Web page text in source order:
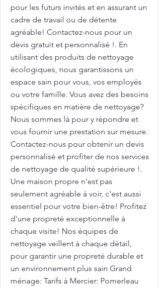
pour les futurs invités et en assurant un
cadre de travail ou de détente
agréable! Contactez-nous pour un
devis gratuit et personnalisé !. En
utilisant des produits de nettoyage
écologiques, nous garantissons un
espace sain pour vous, vos employés
ou votre famille. Vous avez des besoins
spécifiques en matière de nettoyage?
Nous sommes là pour y répondre et
vous fournir une prestation sur mesure.
Contactez-nous pour obtenir un devis
personnalisé et profiter de nos services
de nettoyage de qualité supérieure !.
Une maison propre n'est pas
seulement agréable à voir, c'est aussi
essentiel pour votre bien-être! Profitez
d'une propreté exceptionnelle à
chaque visite! Nos équipes de
nettoyage veillent à chaque détail,
pour garantir une propreté durable et
un environnement plus sain Grand
ménage: Tarifs à Mercier: Pomerleau